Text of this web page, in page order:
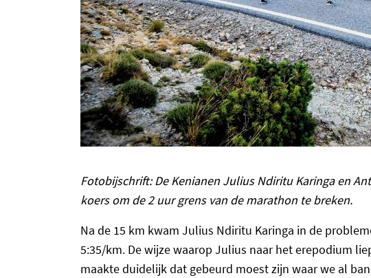
Fotobijschrift: De Kenianen Julius Ndiritu Karinga en
koers om de 2 uur grens van de marathon te breken.
Na de 15 km kwam Julius Ndiritu Karinga in de
5:35/km. De wijze waarop Julius naar het erepodium
maakte duidelijk dat gebeurd moest zijn waar we al